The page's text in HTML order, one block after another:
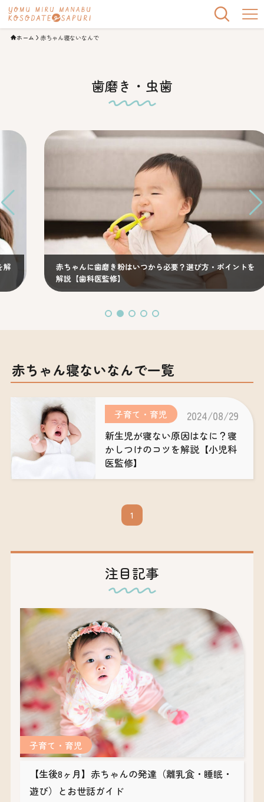
ホーム 赤ちゃん寝ないなんで
歯磨き・虫歯
赤ちゃんに歯磨き粉はいつから必要？選び方・ポイントを
解説【歯科医監修】
赤ちゃん寝ないなんで一覧
子育て・育児 2024/08/29
新生児が寝ない原因はなに？寝
かしつけのコツを解説【小児科
医監修】
1
注目記事
【生後8ヶ月】赤ちゃんの発達（離乳食・睡眠・
遊び）とお世話ガイド
子育て・育児